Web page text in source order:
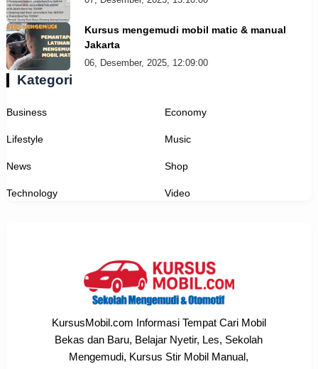
Kursus mengemudi mobil matic & manual
Jakarta
06, Desember, 2025, 12:09:00
Kategori
Business Economy
Lifestyle Music
News Shop
Technology Video
KursusMobil.com Informasi Tempat Cari Mobil
Bekas dan Baru, Belajar Nyetir, Les, Sekolah
Mengemudi, Kursus Stir Mobil Manual,